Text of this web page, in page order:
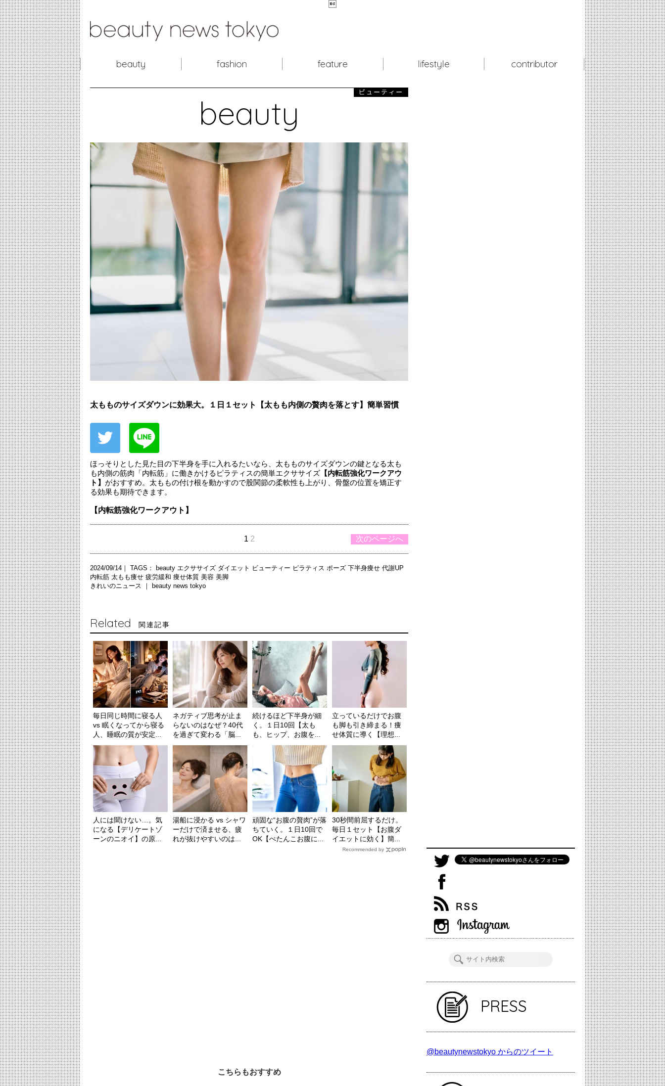

beauty fashion feature lifestyle contributor
beauty
ビューティー
太もものサイズダウンに効果大。１日１セット【太もも内側の贅肉を落とす】簡単習慣
ほっそりとした見た目の下半身を手に入れるたいなら、太もものサイズダウンの鍵となる太も
も内側の筋肉「内転筋」に働きかけるピラティスの簡単エクササイズ 【内転筋強化ワークアウ
ト】 がおすすめ。太ももの付け根を動かすので股関節の柔軟性も上がり、骨盤の位置を矯正す
る効果も期待できます。
【内転筋強化ワークアウト】
次のページへ
1 2
2024/09/14｜ TAGS： beauty エクササイズ ダイエット ビューティー ピラティス ポーズ 下半身痩せ 代謝UP
内転筋 太もも痩せ 疲労緩和 痩せ体質 美容 美脚
きれいのニュース ｜
beauty news tokyo
Related 関連記事
毎日同じ時間に寝る人
vs 眠くなってから寝る
人、睡眠の質が安定...
ネガティブ思考が止ま
らないのはなぜ？40代
を過ぎて変わる「脳...
続けるほど下半身が細
く。１日10回【太も
も、ヒップ、お腹を...
立っているだけでお腹
も脚も引き締まる！痩
せ体質に導く【理想...
人には聞けない…。気
になる【デリケートゾ
ーンのニオイ】の原...
湯船に浸かる vs シャワ
ーだけで済ませる、疲
れが抜けやすいのは...
頑固な“お腹の贅肉”が落
ちていく。１日10回で
OK【ぺたんこお腹に...
30秒間前屈するだけ。
毎日１セット【お腹ダ
イエットに効く】簡...
Recommended by
こちらもおすすめ
PRESS
@beautynewstokyo からのツイート